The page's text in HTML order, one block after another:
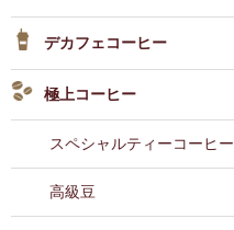
デカフェコーヒー
極上コーヒー
スペシャルティーコーヒー
高級豆